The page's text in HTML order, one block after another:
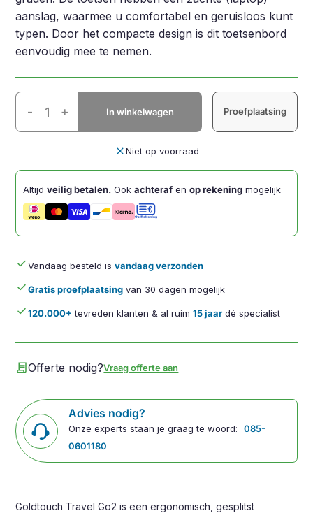
aanslag, waarmee u comfortabel en geruisloos kunt
typen. Door het compacte design is dit toetsenbord
eenvoudig mee te nemen.
Goldtouch
Travel
Go2
- + In winkelwagen Proefplaatsing
closeNiet op voorraad
Altijdveilig betalen. Ookachteraf enop rekening mogelijk
doneVandaag besteld isvandaag verzonden
doneGratis proefplaatsing van 30 dagen mogelijk
done120.000+ tevreden klanten & al ruim15 jaar dé specialist
contractOfferte nodig?Vraag offerte aan
Advies nodig?
Onze experts staan je graag te woord:
085-
0601180
Goldtouch Travel Go2 is een ergonomisch, gesplitst